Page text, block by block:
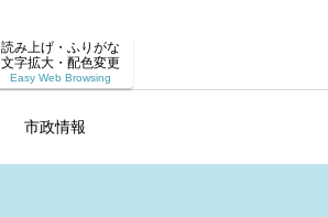
読み上げ・ふりがな
文字拡大・配色変更
Easy Web Browsing
市政情報